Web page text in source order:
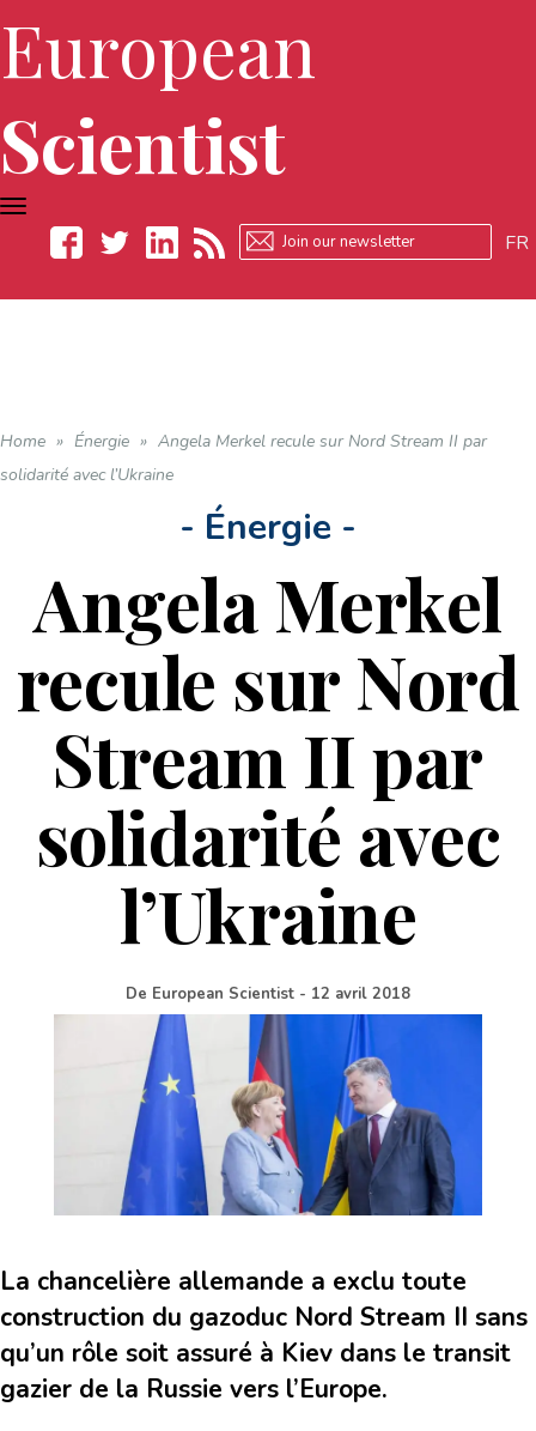
European
Scientist
FR
TOGGLE
NAVIGATION
Home » Énergie » Angela Merkel recule sur Nord Stream II par
solidarité avec l’Ukraine
- Énergie -
Angela Merkel
recule sur Nord
Stream II par
solidarité avec
l’Ukraine
De European Scientist - 12 avril 2018
La chancelière allemande a exclu toute
construction du gazoduc Nord Stream II sans
qu’un rôle soit assuré à Kiev dans le transit
gazier de la Russie vers l’Europe.